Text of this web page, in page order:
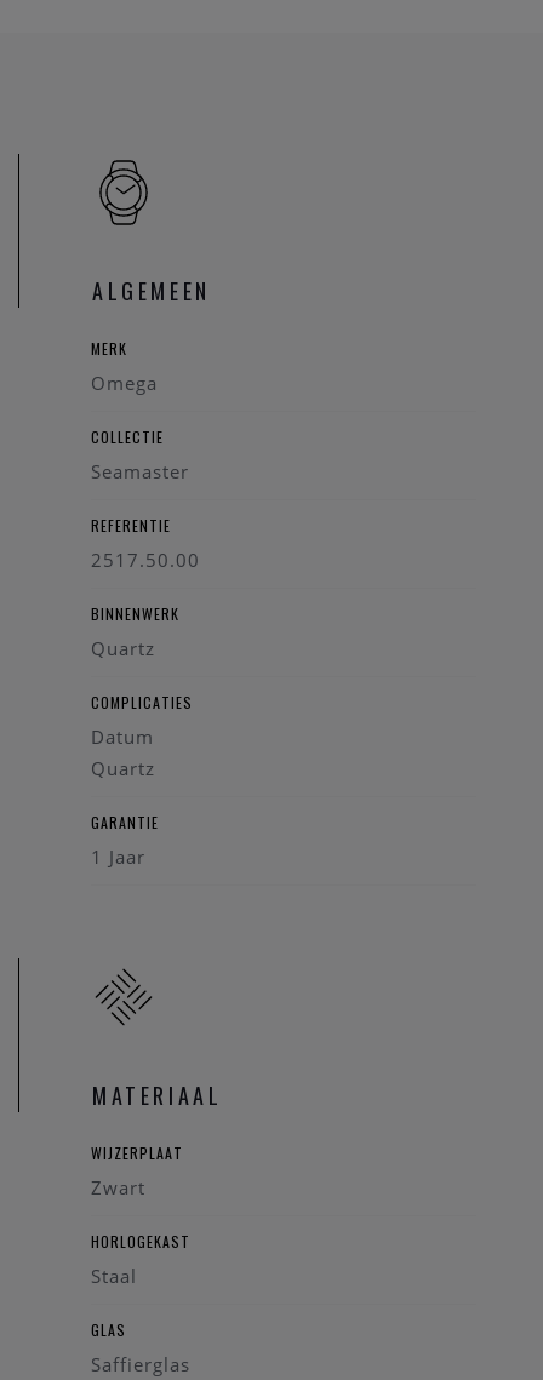
zaak beschikt over een
Omega horloge graag onderhouden volgens de regels van
de horloge kunst.
ALGEMEEN
MERK
Omega
COLLECTIE
Seamaster
REFERENTIE
2517.50.00
BINNENWERK
Quartz
COMPLICATIES
Datum
Quartz
GARANTIE
1 Jaar
MATERIAAL
WIJZERPLAAT
Zwart
HORLOGEKAST
Staal
GLAS
Saffierglas